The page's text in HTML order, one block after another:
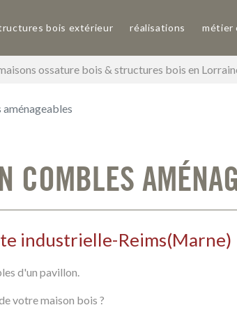
bois extérieur réalisations métier
ossature bois & structures bois en
COMBLES
industrielle-Reims(Marne)
d'un pavillon.
votre maison bois ?